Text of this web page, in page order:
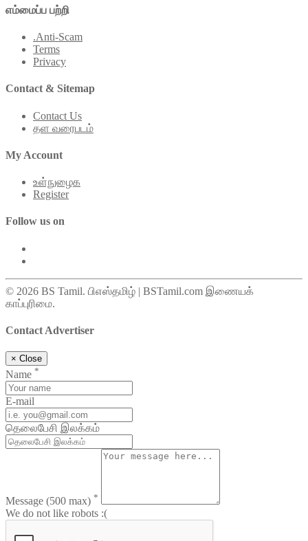
எம்மைப்ப பற்றி
.Anti-Scam
Terms
Privacy
Contact & Sitemap
Contact Us
தள வரைபடம்
My Account
உள்நுழைக
Register
Follow us on
© 2026 BS Tamil. பிஎஸ்தமிழ் | BSTamil.com இணையக்
காப்புரிமை.
Contact Advertiser
× Close
Name *
E-mail
தெலைபேசி இலக்கம்
Message (500 max) *
We do not like robots :(